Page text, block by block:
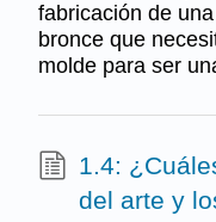
fabricación de
bronce que
molde para ser
1.4:
del arte y